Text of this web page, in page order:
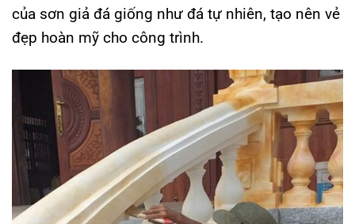
của sơn giả đá giống như đá tự nhiên, tạo nên vẻ
đẹp hoàn mỹ cho công trình.